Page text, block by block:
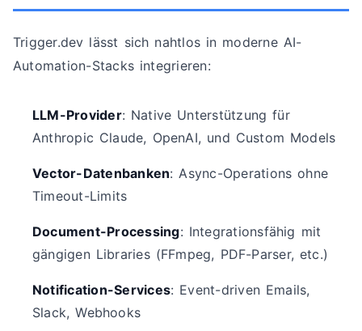
Trigger.dev lässt sich nahtlos in moderne AI-
Automation-Stacks integrieren:
LLM-Provider: Native Unterstützung für
Anthropic Claude, OpenAI, und Custom Models
Vector-Datenbanken: Async-Operations ohne
Timeout-Limits
Document-Processing: Integrationsfähig mit
gängigen Libraries (FFmpeg, PDF-Parser, etc.)
Notification-Services: Event-driven Emails,
Slack, Webhooks